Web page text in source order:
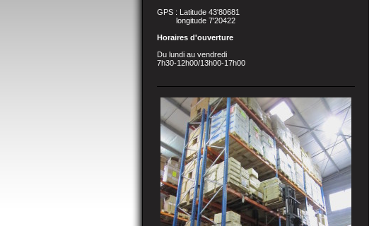
GPS : Latitude 43'80681
longitude 7'20422
Horaires d'ouverture
Du lundi au vendredi
7h30-12h00/13h00-17h00